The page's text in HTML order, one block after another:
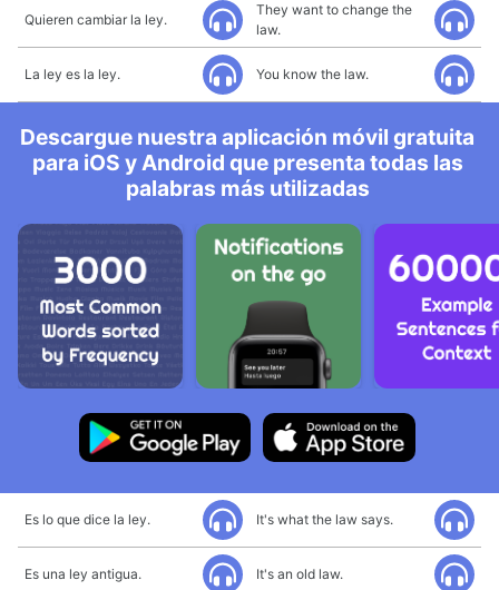
Quieren cambiar la ley.
They want to change the
law.
La ley es la ley. You know the law.
Descargue nuestra aplicación móvil gratuita
para iOS y Android que presenta todas las
palabras más utilizadas
Es lo que dice la ley. It's what the law says.
Es una ley antigua. It's an old law.